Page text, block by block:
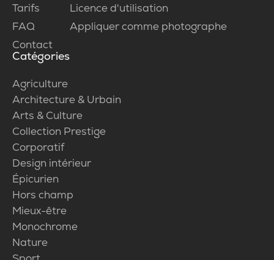
Tarifs
FAQ
Contact
Licence d'utilisation
Appliquer comme photographe
Catégories
Agriculture
Architecture & Urbain
Arts & Culture
Collection Prestige
Corporatif
Design intérieur
Épicurien
Hors champ
Mieux-être
Monochrome
Nature